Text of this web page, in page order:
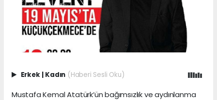
Erkek | Kadın (Haberi Sesli Oku)
Mustafa Kemal Atatürk’ün bağımsızlık ve aydınlanma